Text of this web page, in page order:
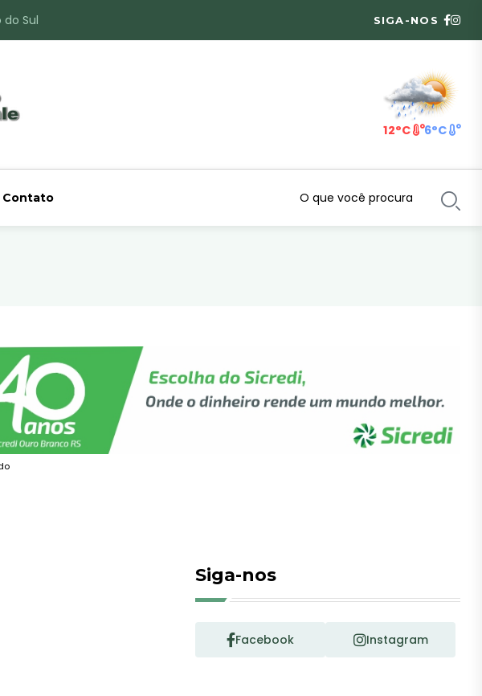
Sul
SIGA-NOS
12°C 6°C
Contato
Siga-nos
Facebook Instagram